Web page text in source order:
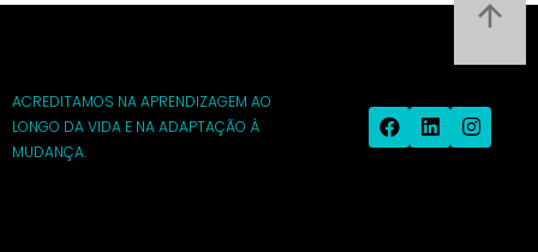
ACREDITAMOS NA APRENDIZAGEM AO
LONGO DA VIDA E NA ADAPTAÇÃO À
MUDANÇA.